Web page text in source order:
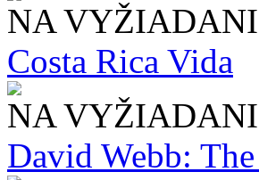
NA
Costa Rica Vida
NA
David Webb: